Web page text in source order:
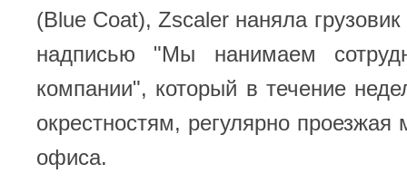
(Blue Coat), Zscaler наняла
надписью "Мы нанимаем
компании", который в течение
окрестностям, регулярно проезжая
офиса.